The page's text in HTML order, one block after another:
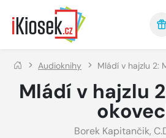
Přejít na hlavní obsah
Audioknihy Mládí v hajzlu 2:
Mládí v hajzlu
Borek Kapitančik,